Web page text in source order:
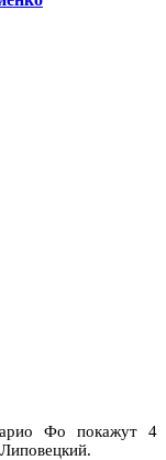
Фо покажут 4